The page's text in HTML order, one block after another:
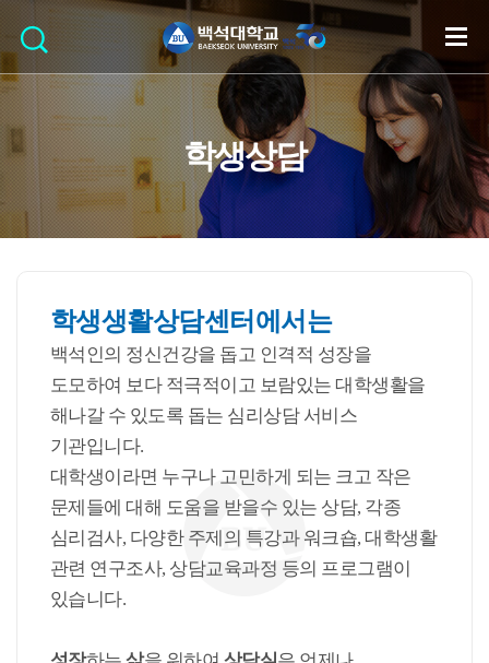
학생상담
학생생활상담센터에서는
백석인의 정신건강을 돕고 인격적 성장을
도모하여 보다 적극적이고 보람있는 대학생활을
해나갈 수 있도록 돕는 심리상담 서비스
기관입니다.
대학생이라면 누구나 고민하게 되는 크고 작은
문제들에 대해 도움을 받을수 있는 상담, 각종
심리검사, 다양한 주제의 특강과 워크숍, 대학생활
관련 연구조사, 상담교육과정 등의 프로그램이
있습니다.